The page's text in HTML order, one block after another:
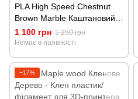
PLA High Speed Chestnut
Brown Marble Каштановий
коричневий Мармур
1 100 грн 1 250 грн
Немає в наявності
−17%